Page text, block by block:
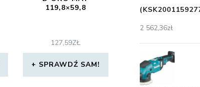
119,8×59,8
127,59ZŁ
SPRAWDŹ SAM!
2 562,36zł